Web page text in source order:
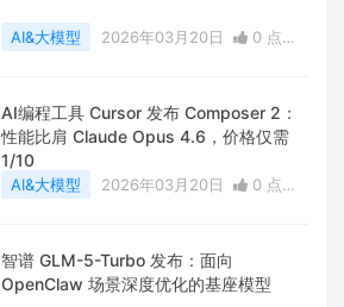
AI&大模型 2026年03月20日
0 点赞
AI编程工具 Cursor 发布 Composer 2：
性能比肩 Claude Opus 4.6，价格仅需
1/10
AI&大模型 2026年03月20日
0 点赞
智谱 GLM-5-Turbo 发布：面向
OpenClaw 场景深度优化的基座模型